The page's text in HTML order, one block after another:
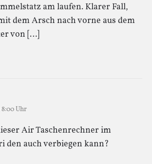
am laufen. Klarer Fall,
dem Arsch nach vorne aus dem
von […]
8:00 Uhr
Air Taschenrechner im
den auch verbiegen kann?